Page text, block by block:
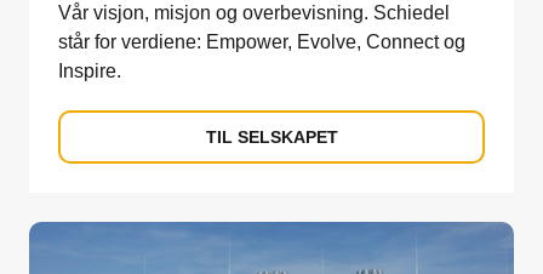
Vår visjon, misjon og overbevisning. Schiedel
står for verdiene: Empower, Evolve, Connect og
Inspire.
TIL SELSKAPET